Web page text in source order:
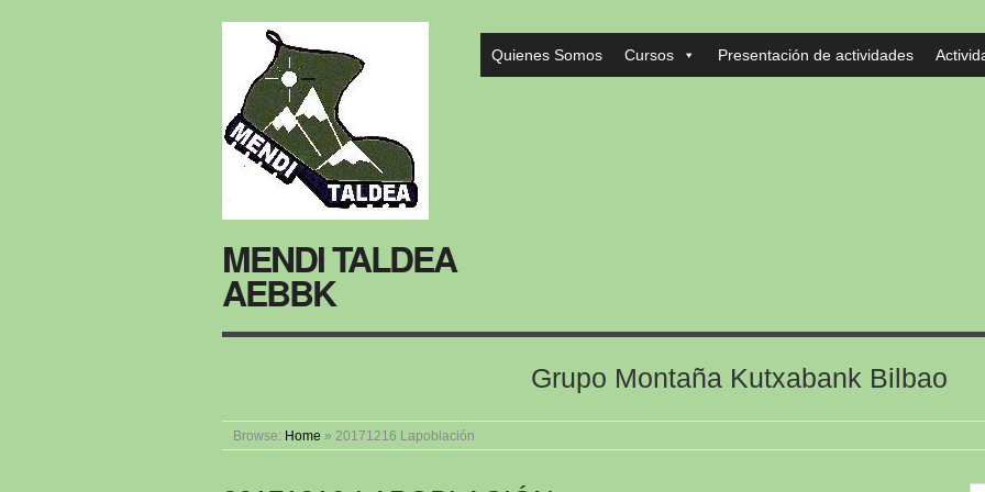
MENDI TALDEA
AEBBK
Quienes Somos Cursos Presentación de actividades
Grupo Montaña Kutxabank Bilbao
Browse: Home » 20171216 Lapoblación